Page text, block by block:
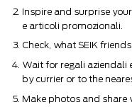
Inspire and surprise
e articoli promozionali.
Check, what SEIK
Wait for regali aziendali
by currier or to the
Make photos and share